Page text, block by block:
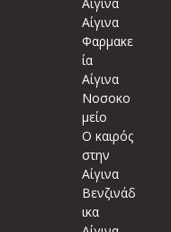
Αίγινα
Φαρμακε
ία
Αίγινα
Νοσοκο
μείο
Ο καιρός
στην
Αίγινα
Βενζινάδ
ικα